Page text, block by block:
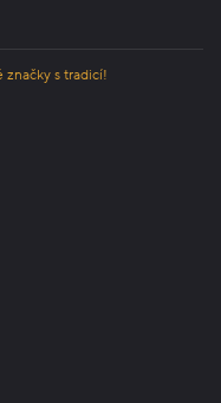
značky s tradicí!